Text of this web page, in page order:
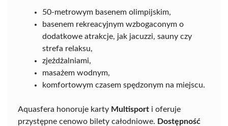
50-metrowym basenem olimpijskim,
basenem rekreacyjnym wzbogaconym o
dodatkowe atrakcje, jak jacuzzi, sauny czy
strefa relaksu,
zjeżdżalniami,
masażem wodnym,
komfortowym czasem spędzonym na miejscu.
Aquasfera honoruje karty Multisport i oferuje
przystępne cenowo bilety całodniowe. Dostępność